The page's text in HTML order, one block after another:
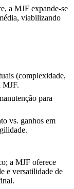
a MJF expande-se
viabilizando
(complexidade,
MJF.
para
vs. ganhos em
a MJF oferece
e versatilidade de